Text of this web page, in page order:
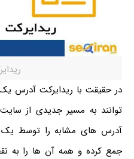
در حقیقت با ریدایرکت آدرس
آدرس های مشابه را توسط یک
جمع کرده و همه آن ها را به